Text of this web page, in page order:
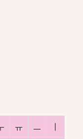
ㅠ ㅡ